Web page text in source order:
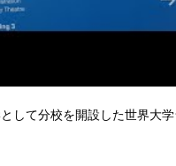
して分校を開設した世界大学